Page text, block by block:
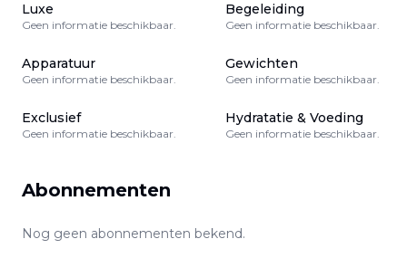
Luxe
Geen informatie beschikbaar.
Begeleiding
Geen informatie beschikbaar.
Apparatuur
Geen informatie beschikbaar.
Gewichten
Geen informatie beschikbaar.
Exclusief
Geen informatie beschikbaar.
Hydratatie & Voeding
Geen informatie beschikbaar.
Abonnementen
Nog geen abonnementen bekend.